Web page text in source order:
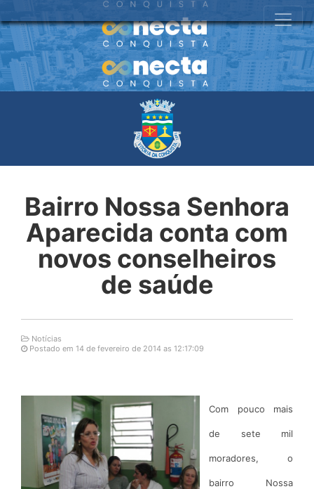
Bairro Nossa Senhora
Aparecida conta com
novos conselheiros
de saúde
Notícias
Postado em 14 de fevereiro de 2014 as 12:17:09
Com pouco mais
de sete mil
moradores, o
bairro Nossa